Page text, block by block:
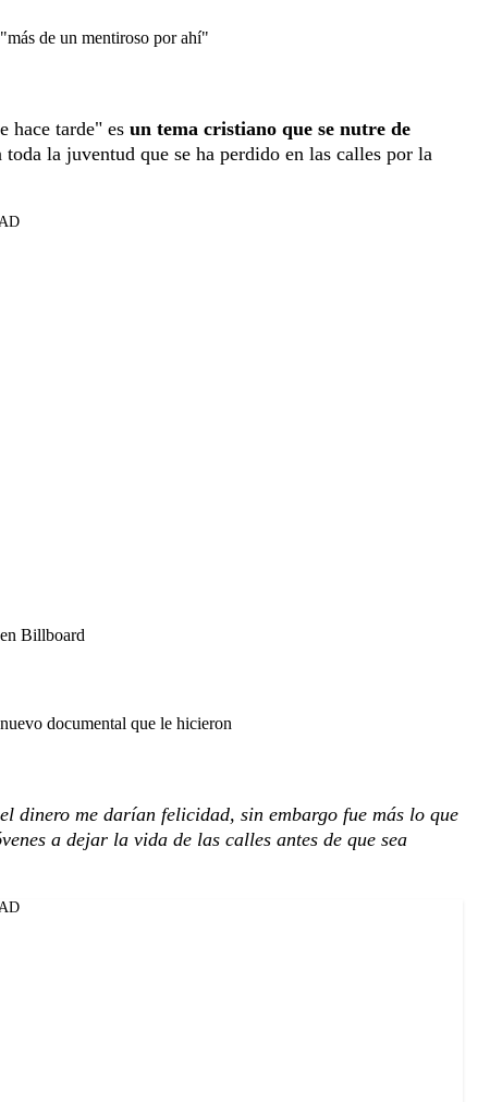
de un mentiroso por ahí"
hace tarde" es un tema cristiano que se nutre de
la juventud que se ha perdido en las calles por la
Billboard
documental que le hicieron
dinero me darían felicidad, sin embargo fue más lo que
a dejar la vida de las calles antes de que sea